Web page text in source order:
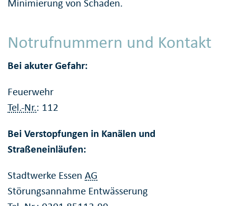
Minimierung von Schaden.
Notrufnummern und Kontakt
Bei akuter Gefahr:
Feuerwehr
Tel.-Nr.: 112
Bei Verstopfungen in Kanälen und
Straßeneinläufen:
Stadtwerke Essen AG
Störungsannahme Entwässerung